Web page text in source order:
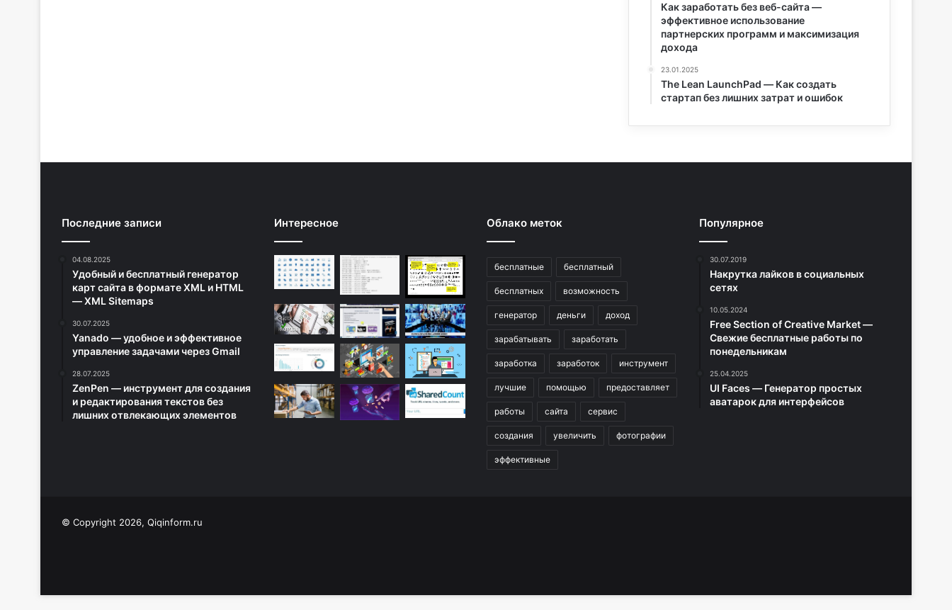
Как заработать без веб-сайта —
эффективное использование
партнерских программ и максимизация
дохода
23.01.2025
The Lean LaunchPad — Как создать
стартап без лишних затрат и ошибок
Последние записи
04.08.2025
Удобный и бесплатный генератор
карт сайта в формате XML и HTML
— XML Sitemaps
30.07.2025
Yanado — удобное и эффективное
управление задачами через Gmail
28.07.2025
ZenPen — инструмент для создания
и редактирования текстов без
лишних отвлекающих элементов
Интересное Облако меток
бесплатные бесплатный
бесплатных возможность
генератор деньги доход
зарабатывать заработать
заработка заработок инструмент
лучшие помощью предоставляет
работы сайта сервис
создания увеличить фотографии
эффективные
Популярное
30.07.2019
Накрутка лайков в социальных
сетях
10.05.2024
Free Section of Creative Market —
Свежие бесплатные работы по
понедельникам
25.04.2025
UI Faces — Генератор простых
аватарок для интерфейсов
© Copyright 2026, Qiqinform.ru